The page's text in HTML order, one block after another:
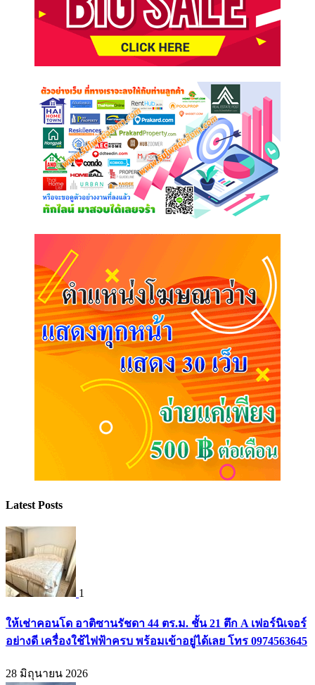
Latest Posts
1
ให้เช่าคอนโด อาติซานรัชดา 44 ตร.ม. ชั้น 21 ตึก A เฟอร์นิเจอร์
อย่างดี เครื่องใช้ไฟฟ้าครบ พร้อมเข้าอยู่ได้เลย โทร 0974563645
28 มิถุนายน 2026